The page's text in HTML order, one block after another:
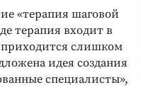
«терапия шаговой
терапия входит в
приходится слишком
идея создания
специалисты»,